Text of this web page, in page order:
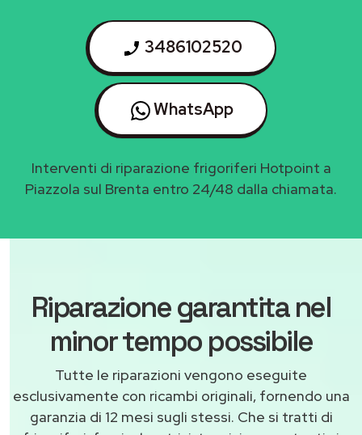
3486102520
WhatsApp
Interventi di riparazione frigoriferi Hotpoint a
Piazzola sul Brenta entro 24/48 dalla chiamata.
Riparazione garantita nel
minor tempo possibile
Tutte le riparazioni vengono eseguite
esclusivamente con ricambi originali, fornendo una
garanzia di 12 mesi sugli stessi. Che si tratti di